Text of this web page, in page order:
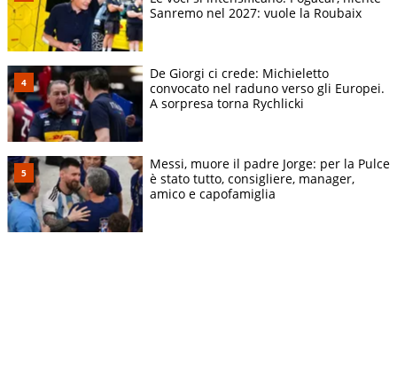
Sanremo nel 2027: vuole la Roubaix
De Giorgi ci crede: Michieletto
convocato nel raduno verso gli Europei.
A sorpresa torna Rychlicki
Messi, muore il padre Jorge: per la Pulce
è stato tutto, consigliere, manager,
amico e capofamiglia